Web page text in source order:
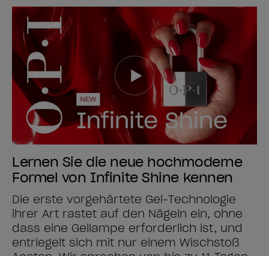
Lernen Sie die neue hochmoderne
Formel von Infinite Shine kennen
Die erste vorgehärtete Gel-Technologie
ihrer Art rastet auf den Nägeln ein, ohne
dass eine Gellampe erforderlich ist, und
entriegelt sich mit nur einem Wischstoß